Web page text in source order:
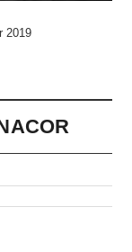
2019